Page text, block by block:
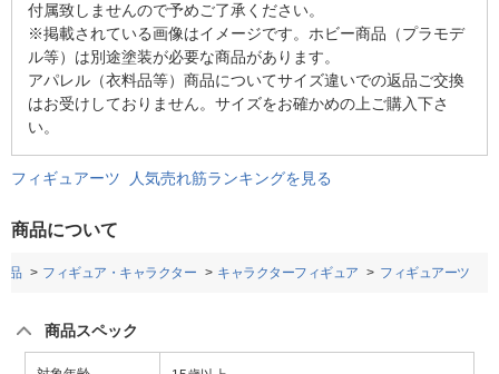
付属致しませんので予めご了承ください。
※掲載されている画像はイメージです。ホビー商品（プラモデ
ル等）は別途塗装が必要な商品があります。
アパレル（衣料品等）商品についてサイズ違いでの返品ご交換
はお受けしておりません。サイズをお確かめの上ご購入下さ
い。
フィギュアーツ 人気売れ筋ランキングを見る
商品について
品 フィギュア・キャラクター キャラクターフィギュア フィギュアーツ
商品スペック